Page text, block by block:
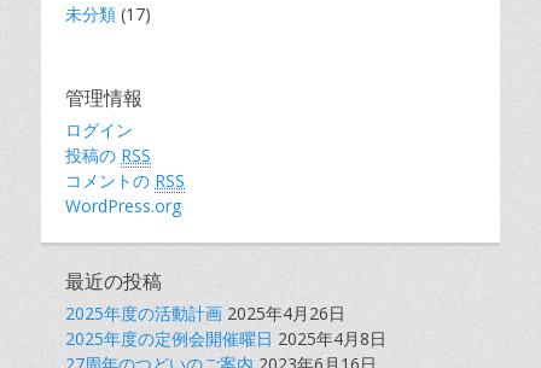
未分類 (17)
管理情報
ログイン
投稿の RSS
コメントの RSS
WordPress.org
最近の投稿
2025年度の活動計画 2025年4月26日
2025年度の定例会開催曜日 2025年4月8日